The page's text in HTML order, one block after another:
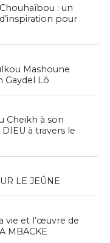
Chouhaïbou : un
pour
Mashoune
Gaydel Lô
Cheikh à son
à travers le
LE JEÛNE
vie et l’œuvre de
MBACKE